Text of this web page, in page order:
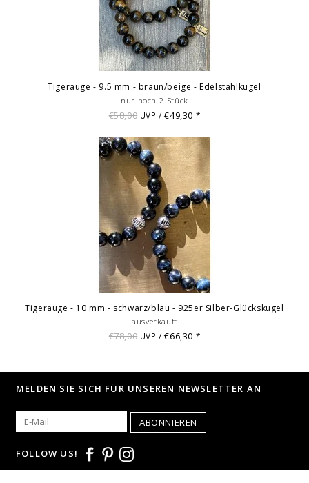
Tigerauge - 9.5 mm - braun/beige - Edelstahlkugel
- nur noch 2 Stück -
€58,00 UVP / €49,30 *
Tigerauge - 10 mm - schwarz/blau - 925er Silber-Glückskugel
- ausverkauft -
€78,00 UVP / €66,30 *
MELDEN SIE SICH FÜR UNSEREN NEWSLETTER AN
ABONNIEREN
FOLLOW US!